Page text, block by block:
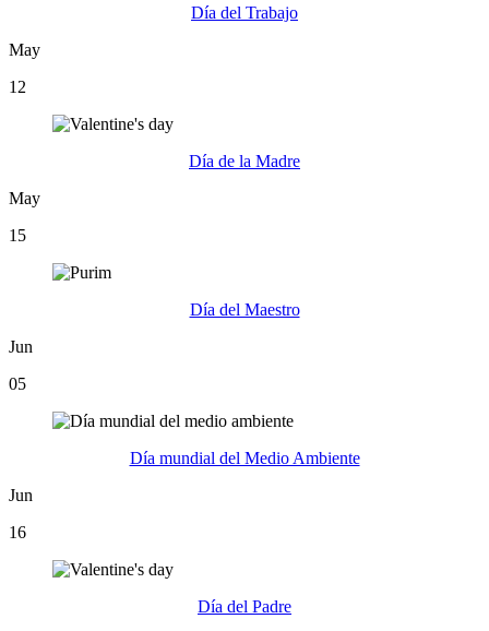
Día del Trabajo
May
12
Día de la Madre
May
15
Día del Maestro
Jun
05
Día mundial del Medio Ambiente
Jun
16
Día del Padre